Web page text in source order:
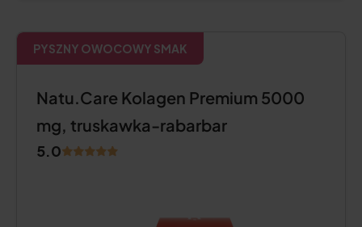
PYSZNY OWOCOWY SMAK
Natu.Care Kolagen Premium 5000
mg, truskawka-rabarbar
5.0